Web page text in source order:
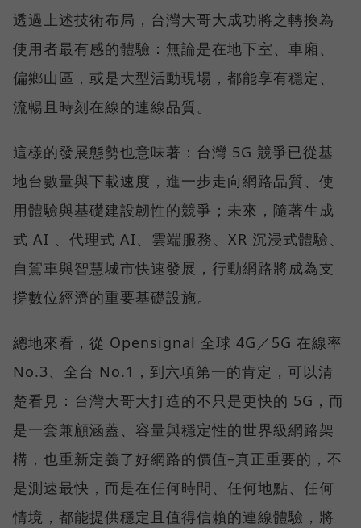
透過上述技術布局，台灣大哥大成功將之轉換為
使用者最有感的體驗：無論是在地下室、車廂、
偏鄉山區，或是大型活動現場，都能享有穩定、
流暢且時刻在線的連線品質。
這樣的發展態勢也意味著：台灣 5G 競爭已從基
地台數量與下載速度，進一步走向網路品質、使
用體驗與基礎建設韌性的競爭；未來，隨著生成
式 AI 、代理式 AI、雲端服務、XR 沉浸式體驗、
自駕車與智慧城市快速發展，行動網路將成為支
撐數位經濟的重要基礎設施。
總地來看，從 Opensignal 全球 4G／5G 在線率
No.3、全台 No.1，到六項第一的肯定，可以清
楚看見：台灣大哥大打造的不只是更快的 5G，而
是一套兼顧涵蓋、容量與穩定性的世界級網路架
構，也重新定義了好網路的價值–真正重要的，不
是測速最快，而是在任何時間、任何地點、任何
情境，都能提供穩定且值得信賴的連線體驗，將